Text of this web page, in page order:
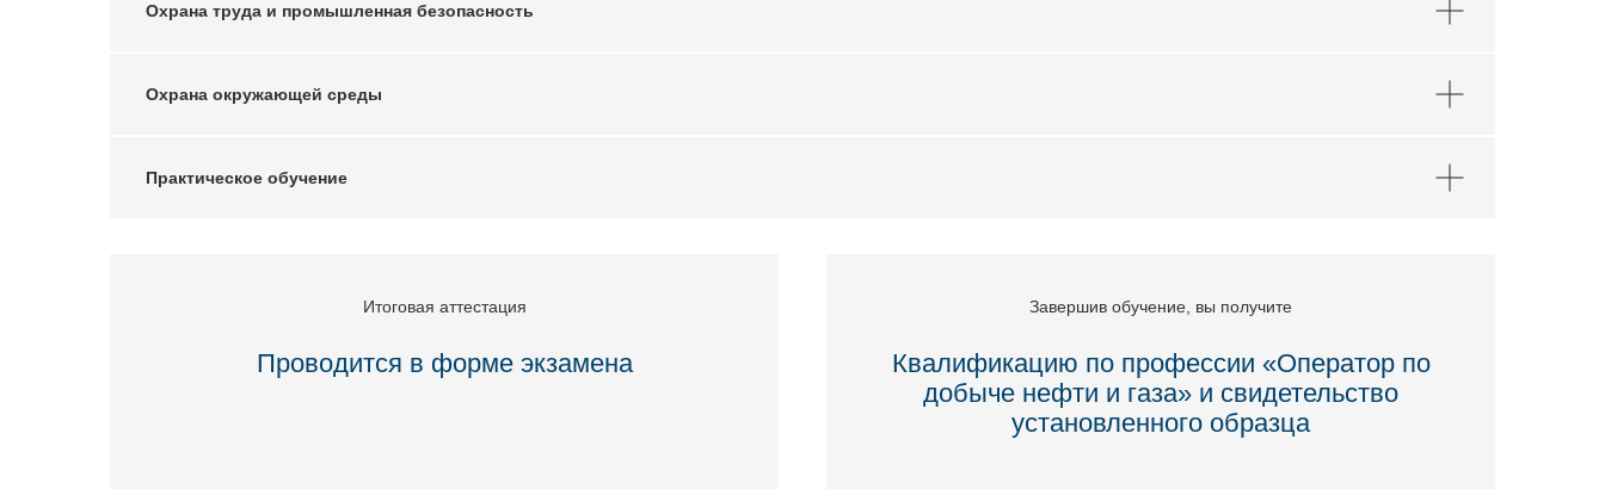
Охрана труда и промышленная безопасность
Охрана окружающей среды
Практическое обучение
Итоговая аттестация
Проводится в форме экзамена
Завершив обучение, вы получите
Квалификацию по профессии «Оператор по
добыче нефти и газа» и свидетельство
установленного образца